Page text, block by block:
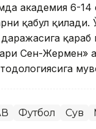
академия 6-14
қабул
қараб
Сен-Жермен»
Футбол Сув